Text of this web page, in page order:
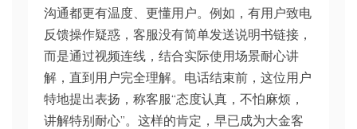
沟通都更有温度、更懂用户。例如，有用户致电
反馈操作疑惑，客服没有简单发送说明书链接，
而是通过视频连线，结合实际使用场景耐心讲
解，直到用户完全理解。电话结束前，这位用户
特地提出表扬，称客服“态度认真，不怕麻烦，
讲解特别耐心”。这样的肯定，早已成为大金客